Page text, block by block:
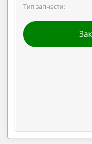
Тип запчасти: